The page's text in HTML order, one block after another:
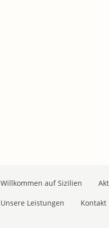
Willkommen auf Sizilien
Unsere Leistungen Kontakt